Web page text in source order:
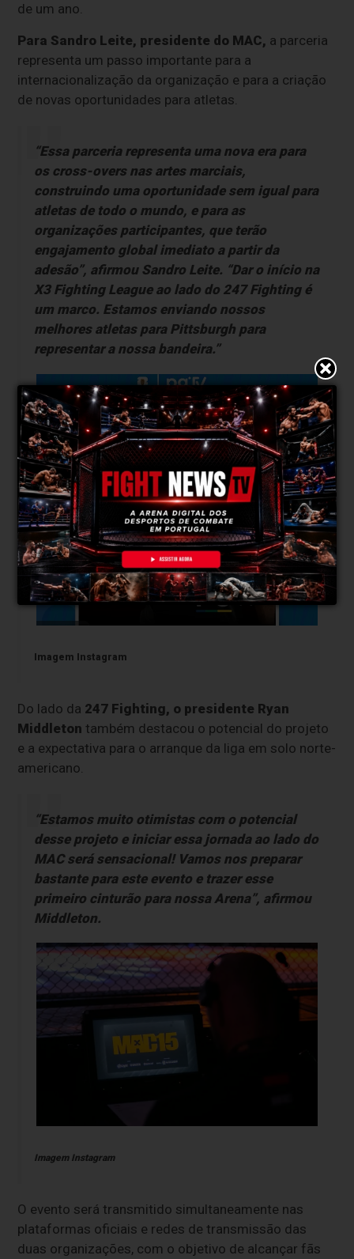
de um ano.
Para Sandro Leite, presidente do MAC, a parceria
representa um passo importante para a
internacionalização da organização e para a criação
de novas oportunidades para atletas.
“Essa parceria representa uma nova era para
os cross-overs nas artes marciais,
construindo uma oportunidade sem igual para
atletas de todo o mundo, e para as
organizações participantes, que terão
engajamento global imediato a partir da
adesão”, afirmou Sandro Leite. “Dar o início na
X3 Fighting League ao lado do 247 Fighting é
um marco. Estamos enviando nossos
melhores atletas para Pittsburgh para
representar a nossa bandeira.”
Imagem Instagram
Do lado da 247 Fighting, o presidente Ryan
Middletontambém destacou o potencial do projeto
e a expectativa para o arranque da liga em solo norte-
americano.
“Estamos muito otimistas com o potencial
desse projeto e iniciar essa jornada ao lado do
MAC será sensacional! Vamos nos preparar
bastante para este evento e trazer esse
primeiro cinturão para nossa Arena”, afirmou
Middleton.
Imagem Instagram
O evento será transmitido simultaneamente nas
plataformas oficiais e redes de transmissão das
duas organizações, com o objetivo de alcançar fãs